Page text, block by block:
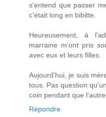
s'entend que passer
c'était long en bibitte.
Heureusement, à
marraine m'ont pris
avec eux et leurs filles.
Aujourd'hui, je suis
tous. Pas question
coin pendant que l'autre
Répondre